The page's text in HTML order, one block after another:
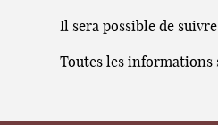
Il sera possible de
Toutes les